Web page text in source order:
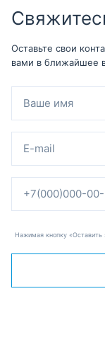
Оставьте свои
вами в ближайшее
Нажимая кнопку «Оставить